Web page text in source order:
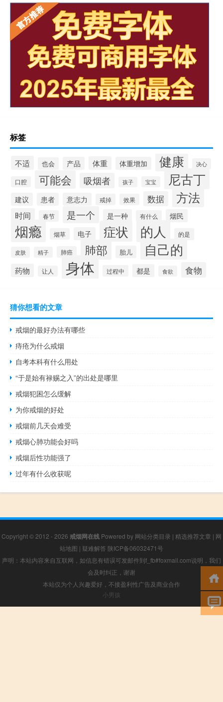
标签
不适 也会 产品 体重 体重增加 健康 决心
口腔 可能会 吸烟者 孩子 宝宝 尼古丁
建议 患者 意志力 戒掉 效果 数据 方法
时间 春节 是一个 是一种 有什么 烟民
烟瘾 烟草 电子 症状 的人 的是
皮肤 精子 肺癌 肺部 胎儿 自己的
药物 让人 身体 过程中 都是 食欲 食物
猜你想看的文章
戒烟的最好办法有哪些
痔疮为什么戒烟
自考本科有什么用处
“于是始有禄赐之入”的出处是哪里
戒烟犯困怎么缓解
为你戒烟的好处
戒烟前几天会难受
戒烟心肺功能会好吗
戒烟后性功能强了
过年有什么收获呢
Copyright © 2012 - 2026 戒烟网在线 Powered by 网站分类目录 | 精选推荐文章 | 网
站地图 | 疑难解答 陕ICP备06032471号
声明：本站内容来自互联网，如信息有错误可发邮件到f_fb#foxmail.com说明，我们
会及时纠正，谢谢
本站仅为个人兴趣爱好，不接盈利性广告及商业合作
小男孩